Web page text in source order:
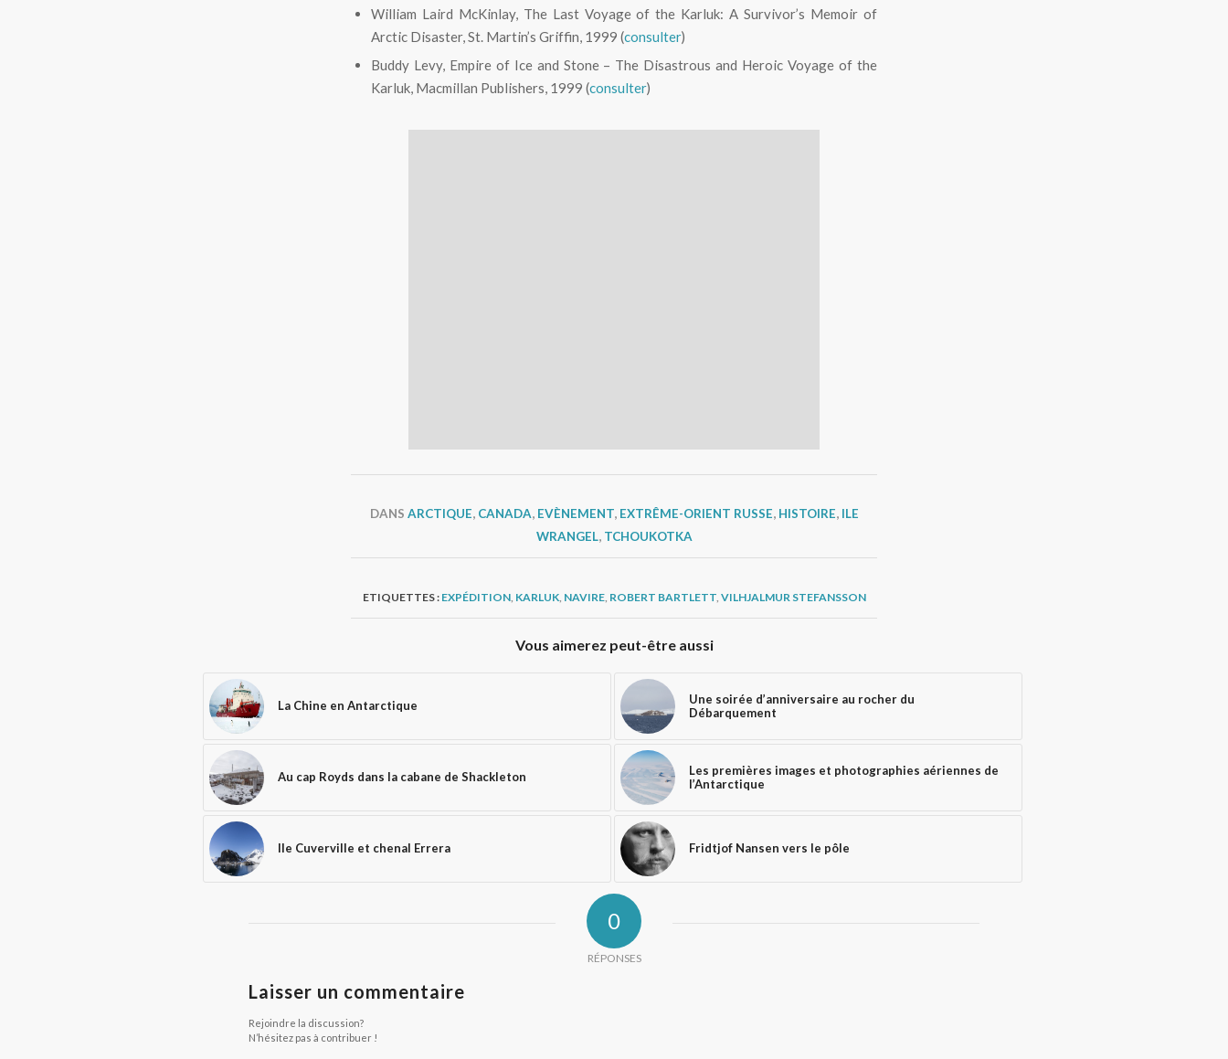
William Laird McKinlay, The Last Voyage of the Karluk: A Survivor’s Memoir of
Arctic Disaster, St. Martin’s Griffin, 1999 (consulter)
Buddy Levy, Empire of Ice and Stone – The Disastrous and Heroic Voyage of the
Karluk, Macmillan Publishers, 1999 (consulter)
DANS ARCTIQUE, CANADA, EVÈNEMENT, EXTRÊME-ORIENT RUSSE, HISTOIRE, ILE
WRANGEL, TCHOUKOTKA
ETIQUETTES : EXPÉDITION, KARLUK, NAVIRE, ROBERT BARTLETT, VILHJALMUR STEFANSSON
Vous aimerez peut-être aussi
La Chine en Antarctique
Une soirée d’anniversaire au rocher du
Débarquement
Au cap Royds dans la cabane de Shackleton
Les premières images et photographies aériennes de
l’Antarctique
Ile Cuverville et chenal Errera Fridtjof Nansen vers le pôle
0
RÉPONSES
Laisser un commentaire
Rejoindre la discussion?
N’hésitez pas à contribuer !